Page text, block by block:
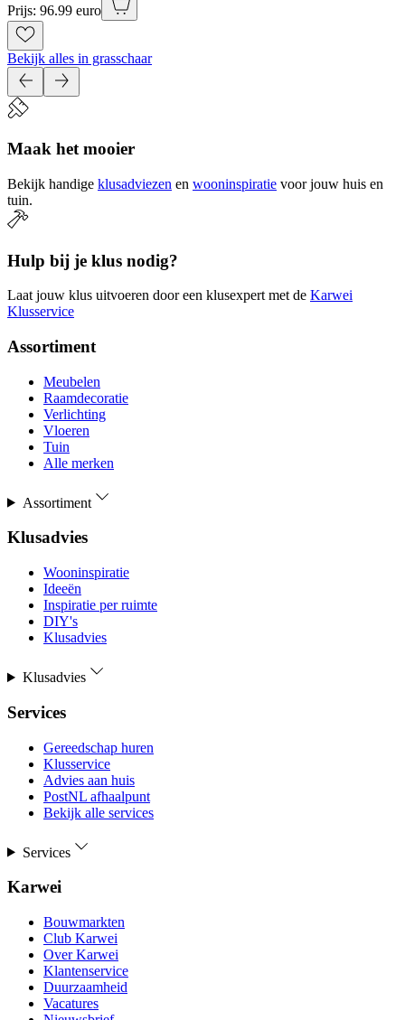
Prijs: 96.99 euro
Bekijk alles in grasschaar
Maak het mooier
Bekijk handige klusadviezen en wooninspiratie voor jouw huis en
tuin.
Hulp bij je klus nodig?
Laat jouw klus uitvoeren door een klusexpert met de Karwei
Klusservice
Assortiment
Meubelen
Raamdecoratie
Verlichting
Vloeren
Tuin
Alle merken
Assortiment
Klusadvies
Wooninspiratie
Ideeën
Inspiratie per ruimte
DIY's
Klusadvies
Klusadvies
Services
Gereedschap huren
Klusservice
Advies aan huis
PostNL afhaalpunt
Bekijk alle services
Services
Karwei
Bouwmarkten
Club Karwei
Over Karwei
Klantenservice
Duurzaamheid
Vacatures